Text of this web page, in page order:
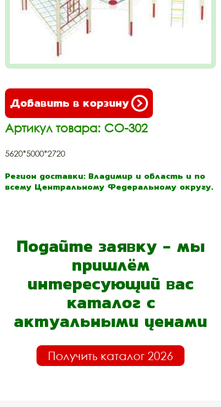
Добавить в корзину
Артикул товара: СО-302
5620*5000*2720
Регион доставки: Владимир и область и по
всему Центральному Федеральному округу.
Подайте заявку - мы
пришлём
интересующий вас
каталог с
актуальными ценами
Получить каталог 2026